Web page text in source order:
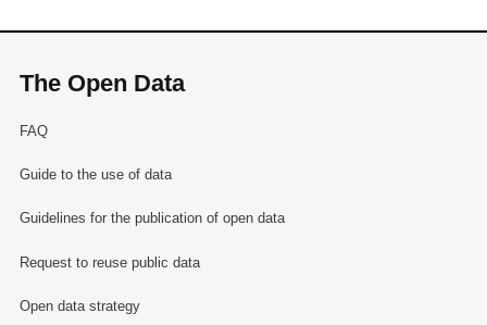
The Open Data
FAQ
Guide to the use of data
Guidelines for the publication of open data
Request to reuse public data
Open data strategy